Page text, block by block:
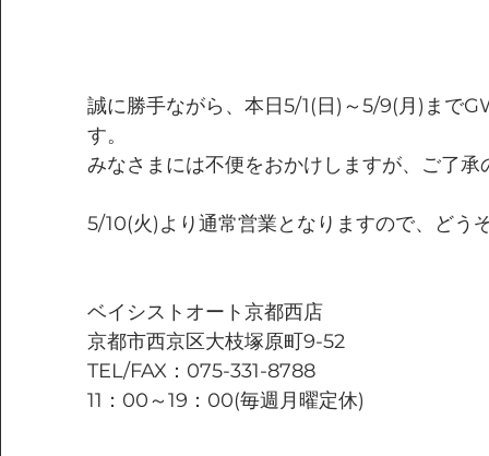
誠に勝手ながら、本日5/1(日)～5/9(月)まで
す。
みなさまには不便をおかけしますが、ご了
5/10(火)より通常営業となりますので、どう
ベイシストオート京都西店
京都市西京区大枝塚原町9-52
TEL/FAX：075-331-8788
11：00～19：00(毎週月曜定休)